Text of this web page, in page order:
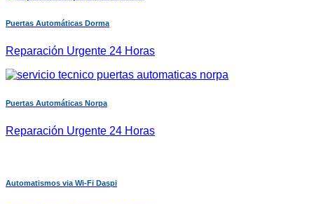
Puertas Automáticas Dorma
Reparación Urgente 24 Horas
Puertas Automáticas Norpa
Reparación Urgente 24 Horas
Automatismos via Wi-Fi Daspi